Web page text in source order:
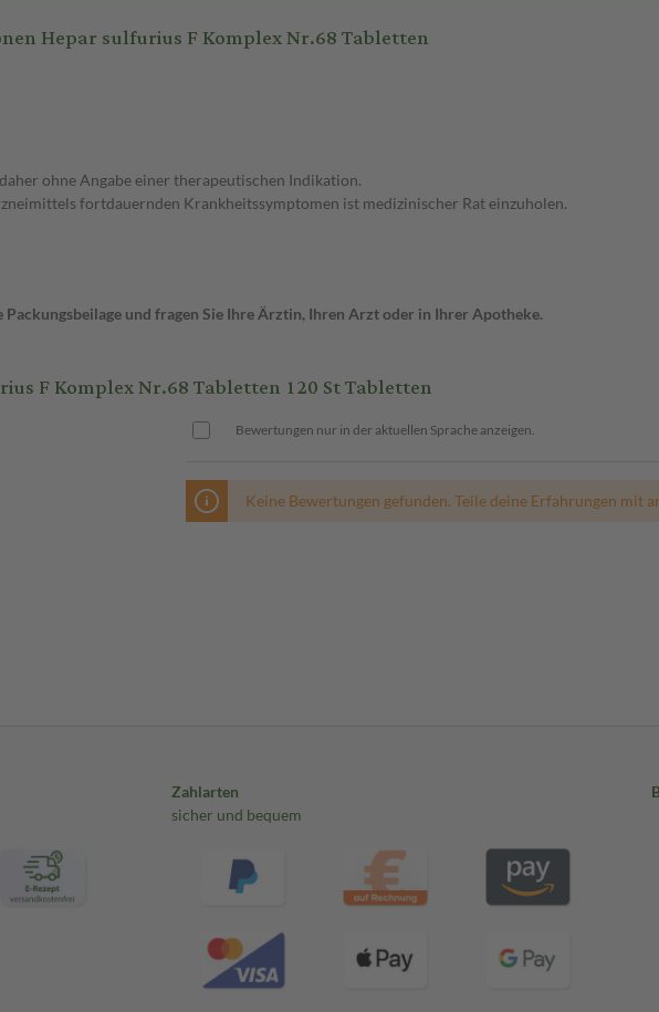
Hepar sulfurius F Komplex Nr.68 Tabletten
ohne Angabe einer therapeutischen Indikation.
fortdauernden Krankheitssymptomen ist medizinischer Rat einzuholen.
und fragen Sie Ihre Ärztin, Ihren Arzt oder in Ihrer Apotheke.
F Komplex Nr.68 Tabletten 120 St Tabletten
Bewertungen nur in der aktuellen Sprache anzeigen.
Keine Bewertungen gefunden. Teile deine Erfahrungen mit
Zahlarten
sicher und bequem